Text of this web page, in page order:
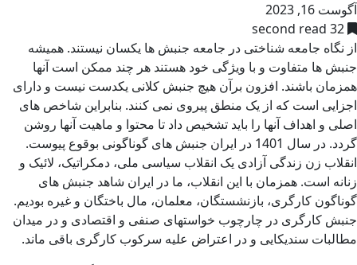
آگوست 16, 2023
32 second read
از نگاه جامعه شناختی در جامعه جنبش ها یکسان نیستند. همیشه
جنبش ها متفاوت و با ویژگی خود هستند هر چند ممکن است آنها
همزمان باشند. افزون برآن هیچ جنبش کلانی یکدست نیست و دارای
اجزایی است که از یک منطق پیروی نمی کنند. بنابراین شاخص های
اصلی و اهداف آنها را باید تشخیص داد تا محتوا و ماهیت آنها روشن
گردد. در سال 1401 در ایران جنبش های گوناگونی بوقوع پیوست.
انقلاب زن زندگی آزادی یک انقلاب سیاسی ملی، دمکراتیک، لائیک و
زنانه است. همزمان با این انقلاب، ما در ایران شاهد جنبش های
گوناگون کارگری، بازنشستگان، معلمان، مال باختگان و غیره بودیم.
جنبش کارگری در چارچوب خواستهای صنفی و اقتصادی و در میدان
مطالبات سندیکایی و در اعتراض علیه سرکوب کارگری باقی ماند.